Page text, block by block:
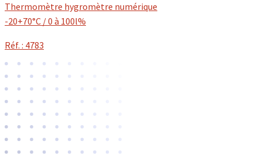
Thermomètre hygromètre numérique
-20+70°C / 0 à 100l%
Réf. : 4783